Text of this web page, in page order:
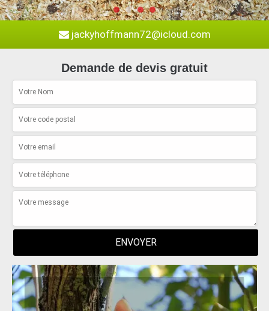
jackyhoffmann72@icloud.com
Demande de devis gratuit